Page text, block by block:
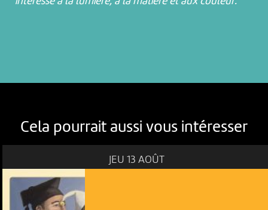
Cela pourrait aussi vous intéresser
JEU 13 AOÛT